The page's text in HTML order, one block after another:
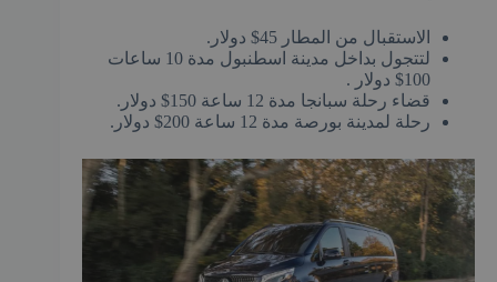
الاستقبال من المطار 45$ دولار.
لتتجول بداخل مدينة اسطنبول مدة 10 ساعات
100$ دولار .
قضاء رحلة سبانجا مدة 12 ساعة 150$ دولار.
رحلة لمدينة بورصة مدة 12 ساعة 200$ دولار.